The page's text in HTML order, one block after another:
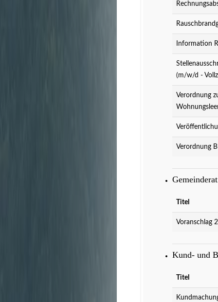
Information
(m/w/d -
Verordnung
Verordnung
Titel
Voranschlag
Kund- und
Titel